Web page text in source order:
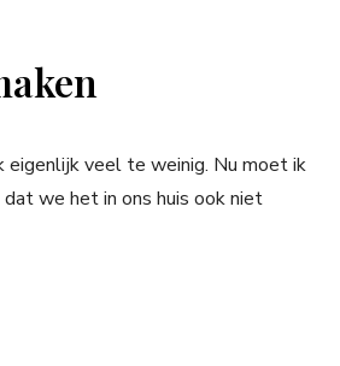
eigenlijk veel te weinig. Nu moet ik
we het in ons huis ook niet